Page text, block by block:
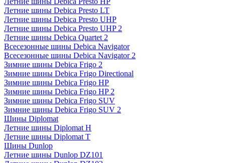
Летние шины Debica Presto LT
Летние шины Debica Presto UHP
Летние шины Debica Presto UHP 2
Летние шины Debica Quartet 2
Всесезонные шины Debica Navigator
Всесезонные шины Debica Navigator 2
Зимние шины Debica Frigo 2
Зимние шины Debica Frigo Directional
Зимние шины Debica Frigo HP
Зимние шины Debica Frigo HP 2
Зимние шины Debica Frigo SUV
Зимние шины Debica Frigo SUV 2
Шины Diplomat
Летние шины Diplomat H
Летние шины Diplomat T
Шины Dunlop
Летние шины Dunlop DZ101